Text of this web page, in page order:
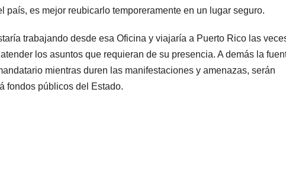
país, es mejor reubicarlo temporeramente en un lugar seguro.
trabajando desde esa Oficina y viajaría a Puerto Rico las
los asuntos que requieran de su presencia. A demás la
mientras duren las manifestaciones y amenazas, serán
fondos públicos del Estado.